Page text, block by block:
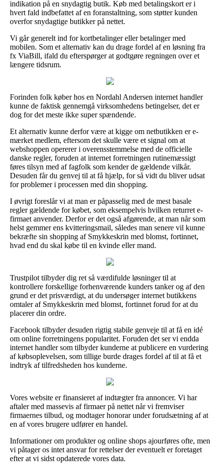
indikation på en snydagtig butik. Køb med betalingskort er i
hvert fald indbefattet af en foranstaltning, som støtter kunden
overfor snydagtige butikker på nettet.
Vi går generelt ind for kortbetalinger eller betalinger med
mobilen. Som et alternativ kan du drage fordel af en løsning fra
fx ViaBill, ifald du efterspørger at godtgøre regningen over et
længere tidsrum.
Forinden folk køber hos en Nordahl Andersen internet handler
kunne de faktisk gennemgå virksomhedens betingelser, det er
dog for det meste ikke super spændende.
Et alternativ kunne derfor være at kigge om netbutikken er e-
mærket medlem, eftersom det skulle være et signal om at
webshoppen opererer i overensstemmelse med de officielle
danske regler, foruden at internet forretningen rutinemæssigt
føres tilsyn med af fagfolk som kender de gældende vilkår.
Desuden får du genvej til at få hjælp, for så vidt du bliver udsat
for problemer i processen med din shopping.
I øvrigt foreslår vi at man er påpasselig med de mest basale
regler gældende for købet, som eksempelvis hvilken returret e-
firmaet anvender. Derfor er det også afgørende, at man når som
helst gemmer ens kvitteringsmail, således man senere vil kunne
bekræfte sin shopping af Smykkeskrin med blomst, fortinnet,
hvad end du skal købe til en kvinde eller mand.
Trustpilot tilbyder dig ret så værdifulde løsninger til at
kontrollere forskellige forhenværende kunders tanker og af den
grund er det prisværdigt, at du undersøger internet butikkens
omtaler af Smykkeskrin med blomst, fortinnet forud for at du
placerer din ordre.
Facebook tilbyder desuden rigtig stabile genveje til at få en idé
om online forretningens popularitet. Foruden det ser vi endda
internet handler som tilbyder kunderne at publicere en vurdering
af købsoplevelsen, som tillige burde drages fordel af til at få et
indtryk af tilfredsheden hos kunderne.
Vores website er finansieret af indtægter fra annoncer. Vi har
aftaler med massevis af firmaer på nettet når vi fremviser
firmaernes tilbud, og modtager honorar under forudsætning af at
en af vores brugere udfører en handel.
Informationer om produkter og online shops ajourføres ofte, men
vi påtager os intet ansvar for rettelser der eventuelt er foretaget
efter at vi sidst opdaterede vores data.